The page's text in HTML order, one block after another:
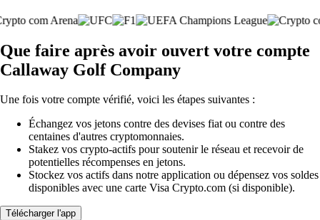
Que faire après avoir ouvert votre compte
Callaway Golf Company
Une fois votre compte vérifié, voici les étapes suivantes :
Échangez vos jetons contre des devises fiat ou contre des
centaines d'autres cryptomonnaies.
Stakez vos crypto-actifs pour soutenir le réseau et recevoir de
potentielles récompenses en jetons.
Stockez vos actifs dans notre application ou dépensez vos soldes
disponibles avec une carte Visa Crypto.com (si disponible).
Télécharger l'app